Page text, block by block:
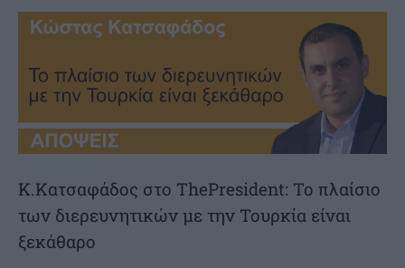
K.Kατσαφάδος στο ThePresident: Το πλαίσιο
των διερευνητικών με την Τουρκία είναι
ξεκάθαρο